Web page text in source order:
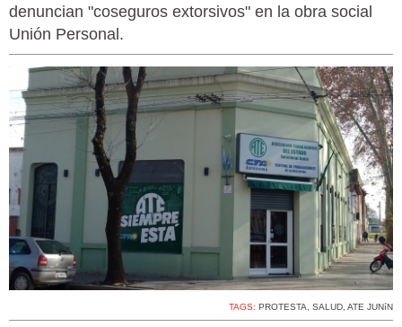
denuncian "coseguros extorsivos" en la obra social
Unión Personal.
TAGS: PROTESTA, SALUD, ATE JUNíN